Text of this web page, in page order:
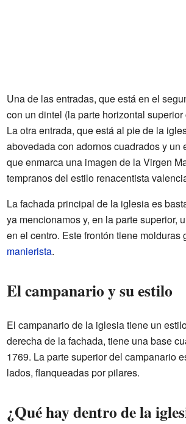
Una de las entradas, que está en el
con un dintel (la parte horizontal
La otra entrada, que está al pie de la
abovedada con adornos cuadrados y
que enmarca una imagen de la Virgen
tempranos del estilo renacentista
La fachada principal de la iglesia es
ya mencionamos y, en la parte superior,
en el centro. Este frontón tiene
manierista.
El campanario y su estilo
El campanario de la iglesia tiene un
derecha de la fachada, tiene una base
1769. La parte superior del campanario
lados, flanqueadas por pilares.
¿Qué hay dentro de la